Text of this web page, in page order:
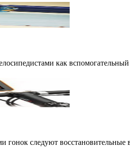
как
следуют восстановительные